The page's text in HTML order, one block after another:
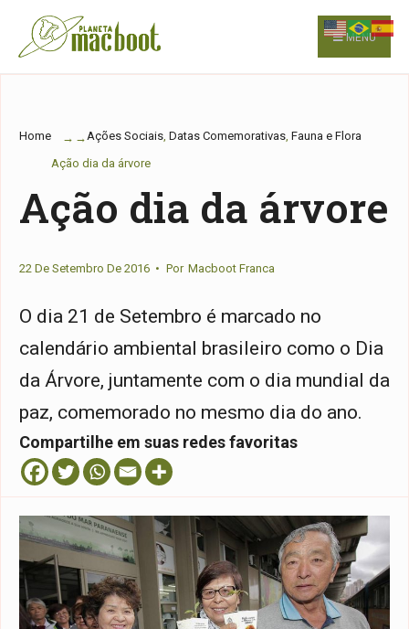
Skip
to
MENU
Home Ações Sociais, Datas Comemorativas, Fauna e Flora
Ação dia da árvore
Ação dia da árvore
22 De Setembro De 2016 • Por Macboot Franca
O dia 21 de Setembro é marcado no
calendário ambiental brasileiro como o Dia
da Árvore, juntamente com o dia mundial da
paz, comemorado no mesmo dia do ano.
Compartilhe em suas redes favoritas